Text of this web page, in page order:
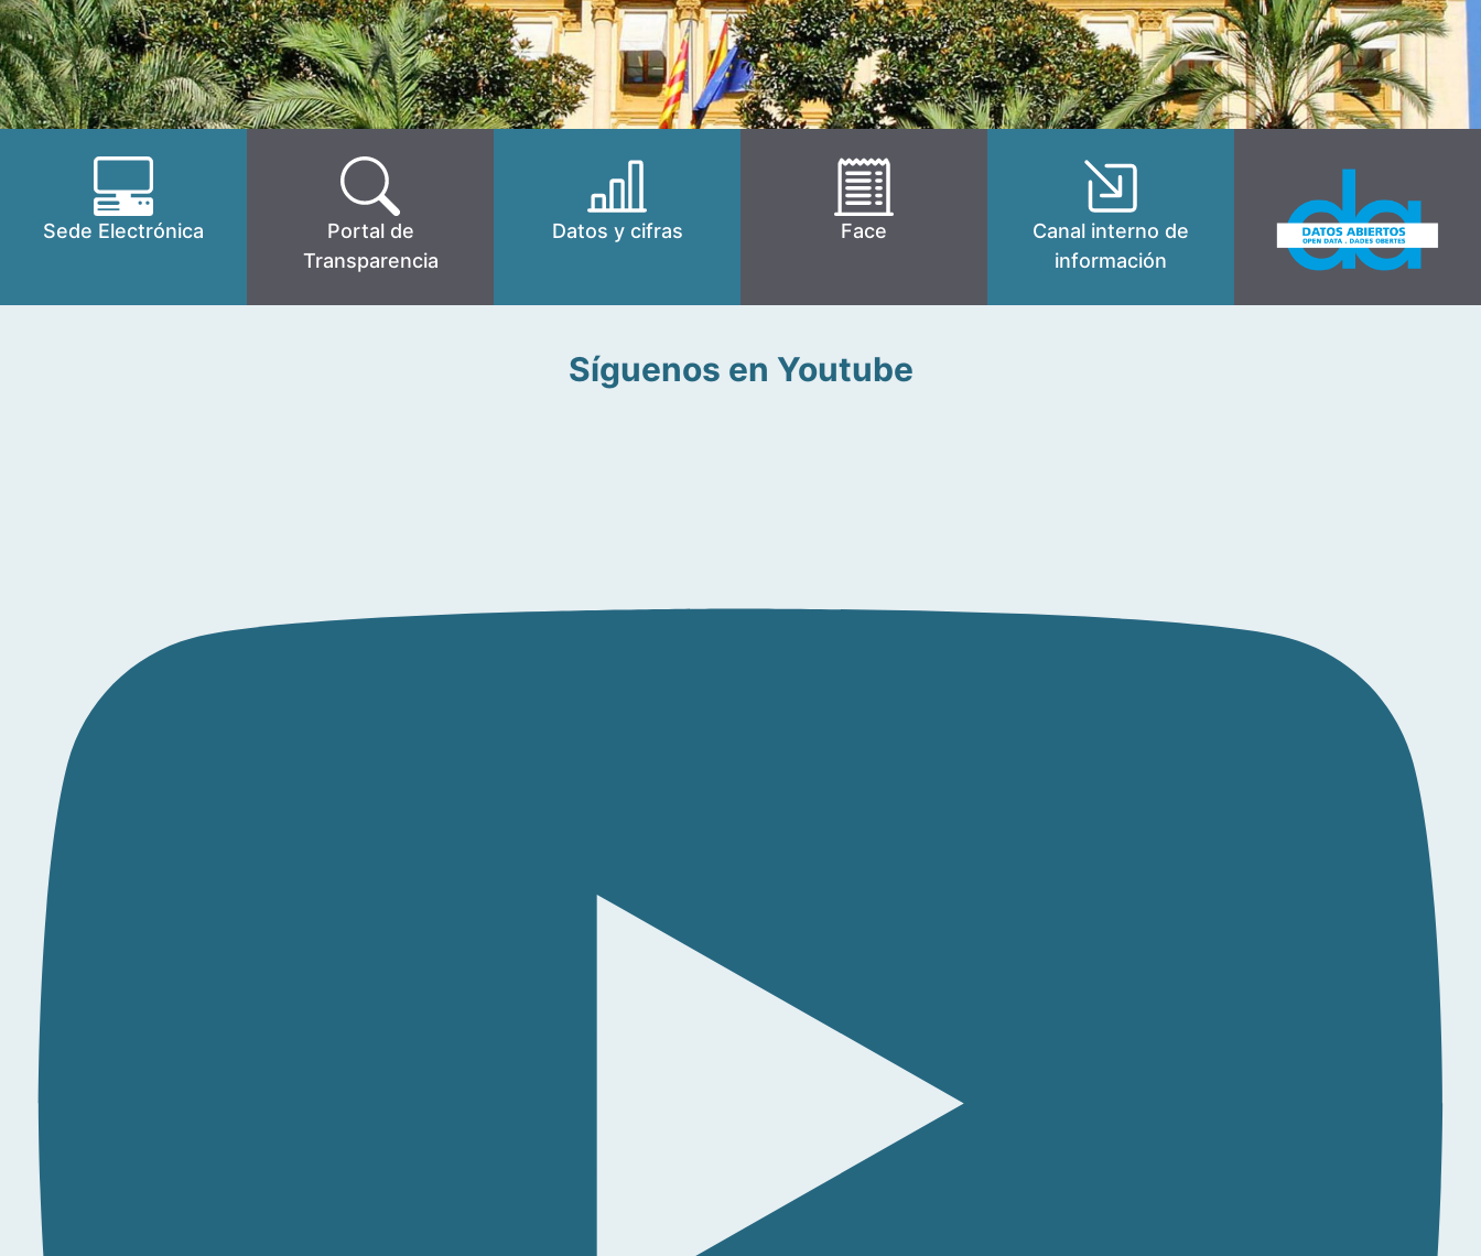
Sede Electrónica
Portal de
Transparencia
Datos y cifras Face
Canal interno de
información
Síguenos en Youtube